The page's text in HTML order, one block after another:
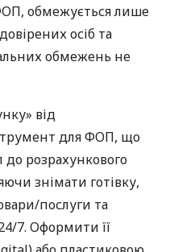
обмежується лише
осіб та
обмежень не
від
для ФОП, що
розрахункового
знімати готівку,
послуги та
7. Оформити її